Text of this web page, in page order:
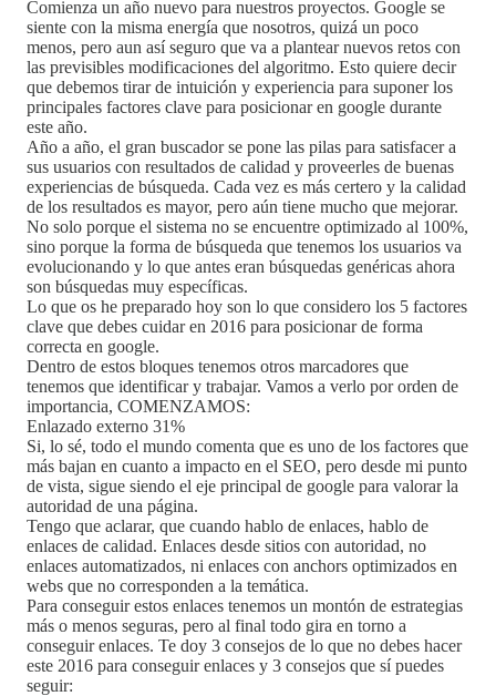
Comienza un año nuevo para nuestros proyectos. Google se
siente con la misma energía que nosotros, quizá un poco
menos, pero aun así seguro que va a plantear nuevos retos con
las previsibles modificaciones del algoritmo. Esto quiere decir
que debemos tirar de intuición y experiencia para suponer los
principales factores clave para posicionar en google durante
este año.
Año a año, el gran buscador se pone las pilas para satisfacer a
sus usuarios con resultados de calidad y proveerles de buenas
experiencias de búsqueda. Cada vez es más certero y la calidad
de los resultados es mayor, pero aún tiene mucho que mejorar.
No solo porque el sistema no se encuentre optimizado al 100%,
sino porque la forma de búsqueda que tenemos los usuarios va
evolucionando y lo que antes eran búsquedas genéricas ahora
son búsquedas muy específicas.
Lo que os he preparado hoy son lo que considero los 5 factores
clave que debes cuidar en 2016 para posicionar de forma
correcta en google.
Dentro de estos bloques tenemos otros marcadores que
tenemos que identificar y trabajar. Vamos a verlo por orden de
importancia, COMENZAMOS:
Enlazado externo 31%
Si, lo sé, todo el mundo comenta que es uno de los factores que
más bajan en cuanto a impacto en el SEO, pero desde mi punto
de vista, sigue siendo el eje principal de google para valorar la
autoridad de una página.
Tengo que aclarar, que cuando hablo de enlaces, hablo de
enlaces de calidad. Enlaces desde sitios con autoridad, no
enlaces automatizados, ni enlaces con anchors optimizados en
webs que no corresponden a la temática.
Para conseguir estos enlaces tenemos un montón de estrategias
más o menos seguras, pero al final todo gira en torno a
conseguir enlaces. Te doy 3 consejos de lo que no debes hacer
este 2016 para conseguir enlaces y 3 consejos que sí puedes
seguir: